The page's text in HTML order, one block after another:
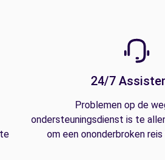
24/7
Problemen op de
ondersteuningsdienst is te
om een ononderbroken